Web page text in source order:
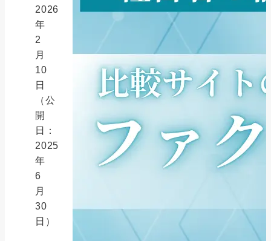
2026
年
2
月
10
日
（公
開
日：
2025
年
6
月
30
日）